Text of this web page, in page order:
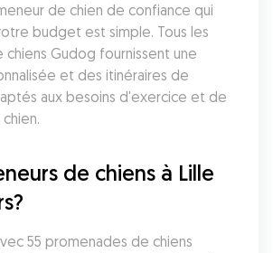
de chien de confiance qui
budget est simple. Tous les
Gudog fournissent une
et des itinéraires de
aux besoins d'exercice et de
de chiens à Lille
55 promenades de chiens